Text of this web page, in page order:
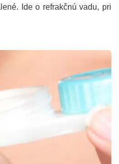
Ide o refrakčnú vadu, pri